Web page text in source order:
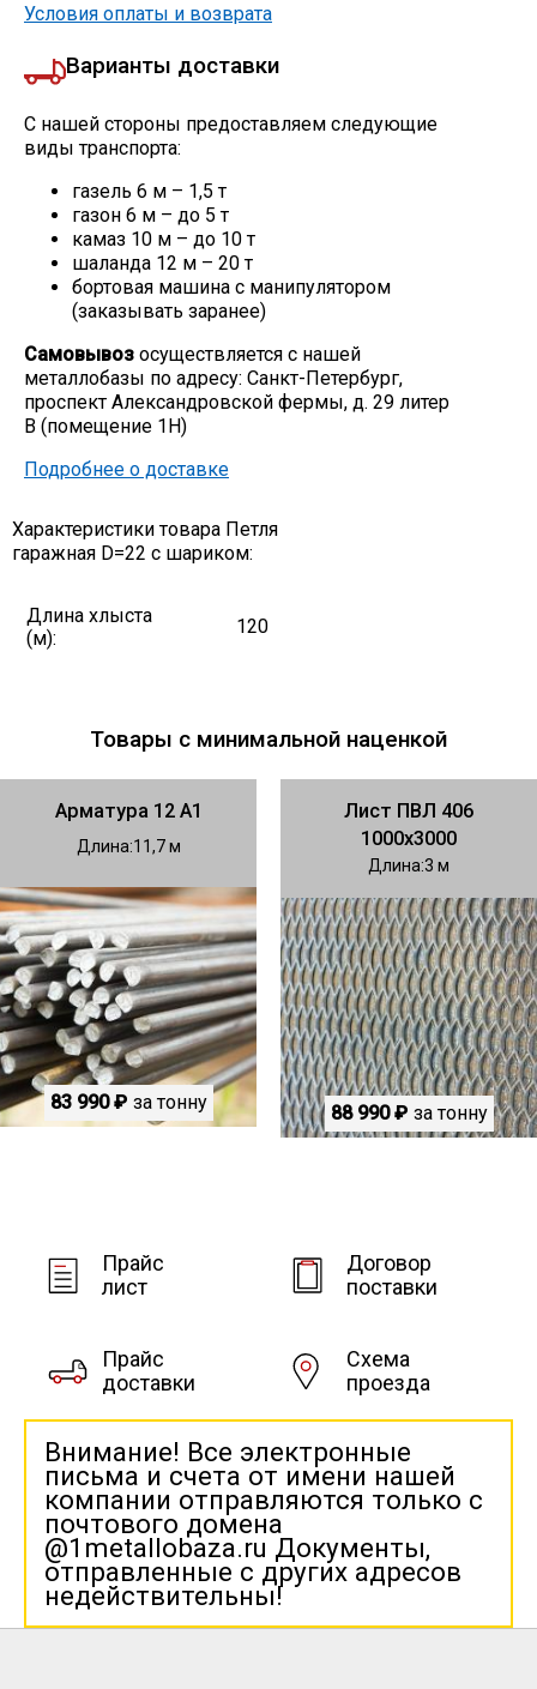
Скобо-гибочные изделия
Остальное
Нержавейка
Алюминиевый прокат
Условия оплаты и возврата
Варианты доставки
С нашей стороны предоставляем следующие
виды транспорта:
газель 6 м – 1,5 т
газон 6 м – до 5 т
камаз 10 м – до 10 т
шаланда 12 м – 20 т
бортовая машина с манипулятором
(заказывать заранее)
Самовывоз осуществляется с нашей
металлобазы по адресу: Санкт-Петербург,
проспект Александровской фермы, д. 29 литер
В (помещение 1Н)
Подробнее о доставке
Характеристики товара Петля
гаражная D=22 с шариком:
Длина хлыста
(м):
120
Товары с минимальной наценкой
Арматура 12 А1
Длина 11,7
83 990 ₽ за тонну
Лист ПВЛ 406
1000х3000
Длина 3
88 990 ₽ за тонну
Прайс
лист
Договор
поставки
Прайс
доставки
Схема
проезда
Внимание! Все электронные
письма и счета от имени нашей
компании отправляются только с
почтового домена
@1metallobaza.ru Документы,
отправленные с других адресов
недействительны!